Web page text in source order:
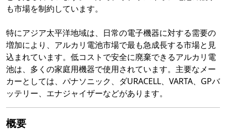
も市場を制約しています。
特にアジア太平洋地域は、日常の電子機器に対する需要の
増加により、アルカリ電池市場で最も急成長する市場と見
込まれています。低コストで安全に廃棄できるアルカリ電
池は、多くの家庭用機器で使用されています。主要なメー
カーとしては、パナソニック、ダURACELL、VARTA、GPバ
ッテリー、エナジャイザーなどがあります。
概要